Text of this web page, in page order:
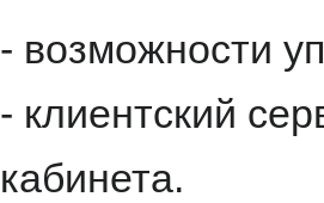
- возможности
- клиентский
кабинета.